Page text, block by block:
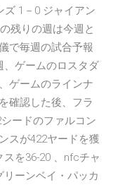
ズ 1－0 ジャイアン
残りの週は今週と
で毎週の試合予報
、ゲームのロスタダ
ゲームのラインナ
確認した後、フラ
ードのファルコン
スが422ヤードを獲
を36-20 、nfcチャ
ーンベイ・パッカ